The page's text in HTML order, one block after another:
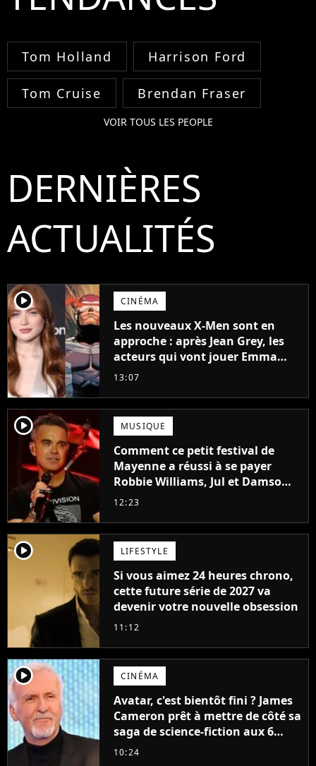
Tom Holland Harrison Ford
Tom Cruise Brendan Fraser
VOIR TOUS LES PEOPLE
DERNIÈRES
ACTUALITÉS
player2 CINÉMA
Les nouveaux X-Men sont en
approche : après Jean Grey, les
acteurs qui vont jouer Emma
Frost et Cyclope trouvés !
13:07
player2 MUSIQUE
Comment ce petit festival de
Mayenne a réussi à se payer
Robbie Williams, Jul et Damso
cette année ?
12:23
player2 LIFESTYLE
Si vous aimez 24 heures chrono,
cette future série de 2027 va
devenir votre nouvelle obsession
11:12
player2 CINÉMA
Avatar, c'est bientôt fini ? James
Cameron prêt à mettre de côté sa
saga de science-fiction aux 6
milliards de recettes
10:24